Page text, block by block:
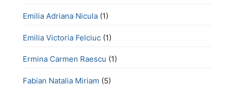
Emilia Adriana Nicula (1)
Emilia Victoria Felciuc (1)
Ermina Carmen Raescu (1)
Fabian Natalia Miriam (5)